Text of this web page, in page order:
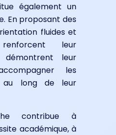
également un
En proposant des
fluides et
leur
leur
les
au long de leur
contribue à
académique, à